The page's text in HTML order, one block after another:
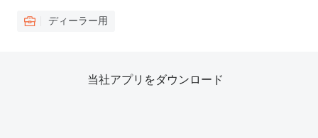
ディーラー用
当社アプリをダウンロード